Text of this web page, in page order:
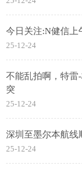
今日关注:N健信上
25-12-24
不能乱拍啊，特雷
突
25-12-24
深圳至墨尔本航线
25-12-24